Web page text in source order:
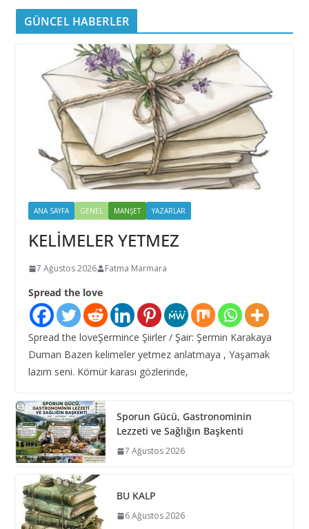
GÜNCEL HABERLER
ANA SAYFA GENEL MANŞET YAZARLAR
KELİMELER YETMEZ
7 Ağustos 2026 Fatma Marmara
Spread the love
Spread the loveŞermince Şiirler / Şair: Şermin Karakaya
Duman Bazen kelimeler yetmez anlatmaya , Yaşamak
lazım seni. Kömür karası gözlerinde,
Sporun Gücü, Gastronominin
Lezzeti ve Sağlığın Başkenti
7 Ağustos 2026
BU KALP
6 Ağustos 2026